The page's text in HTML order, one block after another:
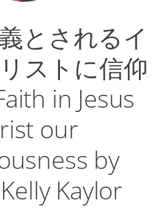
とされるイ
ストに信仰
in Jesus
our
by
Kaylor